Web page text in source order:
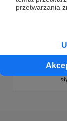
przetwarzania